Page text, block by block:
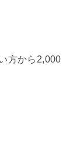
方から2,000